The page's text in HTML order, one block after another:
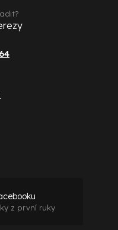
z první ruky